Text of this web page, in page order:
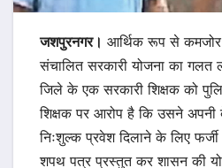
जशपुरनगर। आर्थिक रूप से कमजोर
संचालित सरकारी योजना का
जिले के एक सरकारी शिक्षक को
शिक्षक पर आरोप है कि उसने अपनी
निःशुल्क प्रवेश दिलाने के लिए
शपथ पत्र प्रस्तुत कर शासन की